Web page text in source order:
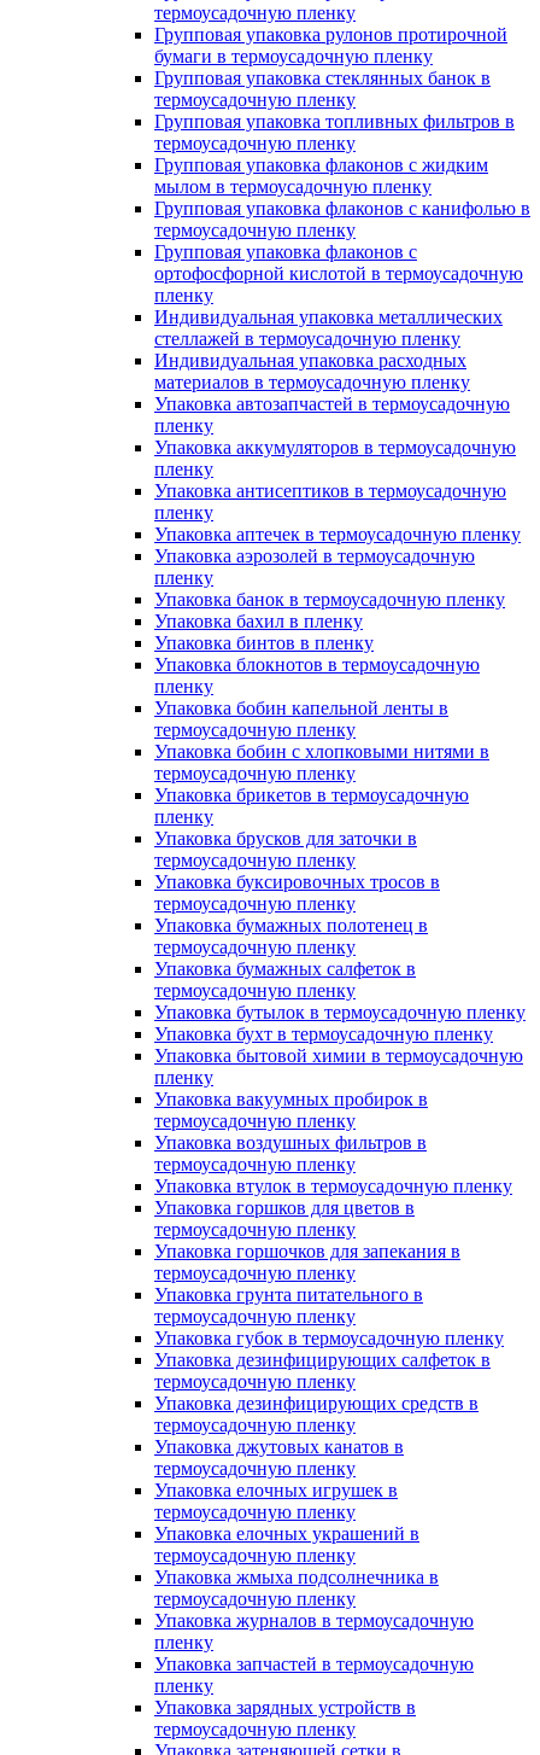
термоусадочную пленку
Групповая упаковка рулонов протирочной
бумаги в термоусадочную пленку
Групповая упаковка стеклянных банок в
термоусадочную пленку
Групповая упаковка топливных фильтров в
термоусадочную пленку
Групповая упаковка флаконов с жидким
мылом в термоусадочную пленку
Групповая упаковка флаконов с канифолью в
термоусадочную пленку
Групповая упаковка флаконов с
ортофосфорной кислотой в термоусадочную
пленку
Индивидуальная упаковка металлических
стеллажей в термоусадочную пленку
Индивидуальная упаковка расходных
материалов в термоусадочную пленку
Упаковка автозапчастей в термоусадочную
пленку
Упаковка аккумуляторов в термоусадочную
пленку
Упаковка антисептиков в термоусадочную
пленку
Упаковка аптечек в термоусадочную пленку
Упаковка аэрозолей в термоусадочную
пленку
Упаковка банок в термоусадочную пленку
Упаковка бахил в пленку
Упаковка бинтов в пленку
Упаковка блокнотов в термоусадочную
пленку
Упаковка бобин капельной ленты в
термоусадочную пленку
Упаковка бобин с хлопковыми нитями в
термоусадочную пленку
Упаковка брикетов в термоусадочную
пленку
Упаковка брусков для заточки в
термоусадочную пленку
Упаковка буксировочных тросов в
термоусадочную пленку
Упаковка бумажных полотенец в
термоусадочную пленку
Упаковка бумажных салфеток в
термоусадочную пленку
Упаковка бутылок в термоусадочную пленку
Упаковка бухт в термоусадочную пленку
Упаковка бытовой химии в термоусадочную
пленку
Упаковка вакуумных пробирок в
термоусадочную пленку
Упаковка воздушных фильтров в
термоусадочную пленку
Упаковка втулок в термоусадочную пленку
Упаковка горшков для цветов в
термоусадочную пленку
Упаковка горшочков для запекания в
термоусадочную пленку
Упаковка грунта питательного в
термоусадочную пленку
Упаковка губок в термоусадочную пленку
Упаковка дезинфицирующих салфеток в
термоусадочную пленку
Упаковка дезинфицирующих средств в
термоусадочную пленку
Упаковка джутовых канатов в
термоусадочную пленку
Упаковка елочных игрушек в
термоусадочную пленку
Упаковка елочных украшений в
термоусадочную пленку
Упаковка жмыха подсолнечника в
термоусадочную пленку
Упаковка журналов в термоусадочную
пленку
Упаковка запчастей в термоусадочную
пленку
Упаковка зарядных устройств в
термоусадочную пленку
Упаковка затеняющей сетки в